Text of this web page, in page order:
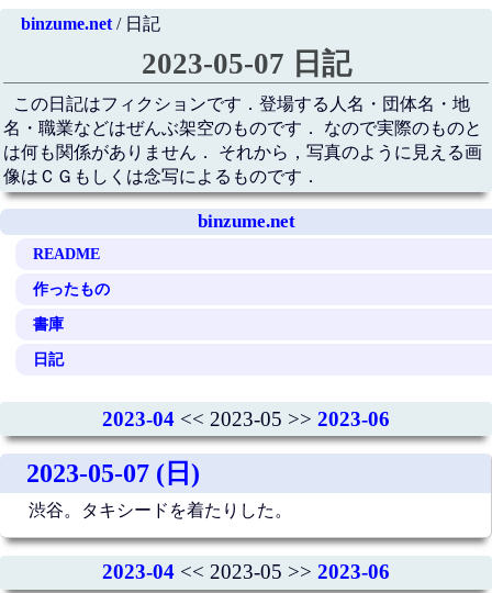
binzume.net/ 日記
2023-05-07 日記
この日記はフィクションです．登場する人名・団体名・地
名・職業などはぜんぶ架空のものです． なので実際のものと
は何も関係がありません． それから，写真のように見える画
像はＣＧもしくは念写によるものです．
binzume.net
README
作ったもの
書庫
日記
2023-04 << 2023-05 >> 2023-06
2023-05-07 (日)
渋谷。タキシードを着たりした。
2023-04 << 2023-05 >> 2023-06